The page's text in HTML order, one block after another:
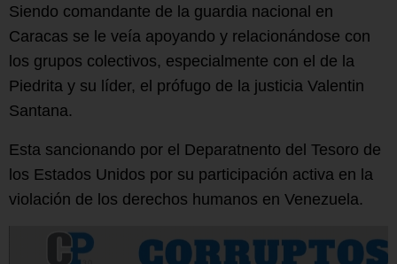
Siendo comandante de la guardia nacional en
Caracas se le veía apoyando y relacionándose con
los grupos colectivos, especialmente con el de la
Piedrita y su líder, el prófugo de la justicia Valentin
Santana.
Esta sancionando por el Deparatnento del Tesoro de
los Estados Unidos por su participación activa en la
violación de los derechos humanos en Venezuela.